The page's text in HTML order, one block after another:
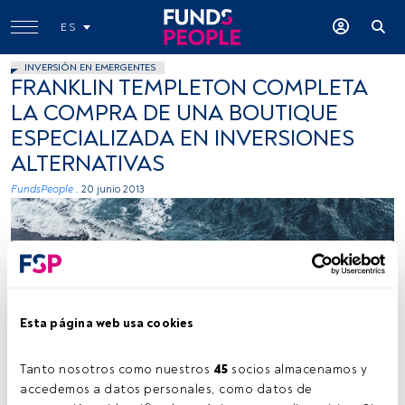
Esta página web usa cookies
Tanto nosotros como nuestros 45 socios almacenamos y
accedemos a datos personales, como datos de
ES
INVERSIÓN EN EMERGENTES
FRANKLIN TEMPLETON COMPLETA
LA COMPRA DE UNA BOUTIQUE
ESPECIALIZADA EN INVERSIONES
ALTERNATIVAS
FundsPeople . 20 junio 2013